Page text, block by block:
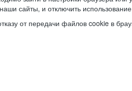
сайты, и отключить
от передачи файлов cookie в